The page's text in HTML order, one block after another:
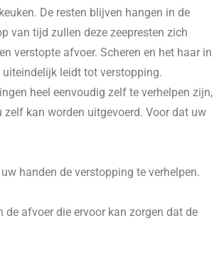
De resten blijven hangen in de
van tijd zullen deze zeepresten zich
verstopte afvoer. Scheren en het haar in
leidt tot verstopping.
heel eenvoudig zelf te verhelpen zijn,
kan worden uitgevoerd. Voor dat uw
handen de verstopping te verhelpen.
afvoer die ervoor kan zorgen dat de